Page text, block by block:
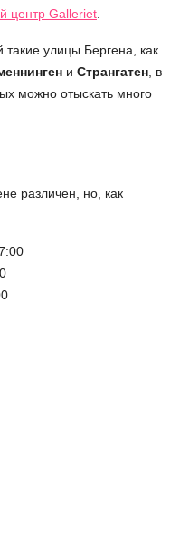
центр Galleriet
такие улицы Бергена, как
и Странгатен , в
можно отыскать много
различен, но, как